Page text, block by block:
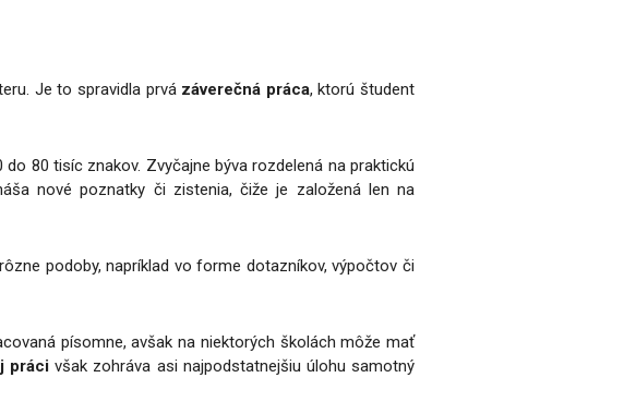
Je to spravidla prvá záverečná práca, ktorú študent
80 tisíc znakov. Zvyčajne býva rozdelená na praktickú
nové poznatky či zistenia, čiže je založená len na
podoby, napríklad vo forme dotazníkov, výpočtov či
písomne, avšak na niektorých školách môže mať
prácivšak zohráva asi najpodstatnejšiu úlohu samotný